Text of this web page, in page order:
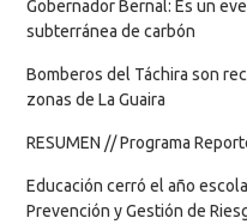
Gobernador Bernal: Es un
subterránea de carbón
Bomberos del Táchira son
zonas de La Guaira
RESUMEN // Programa
Educación cerró el año
Prevención y Gestión de